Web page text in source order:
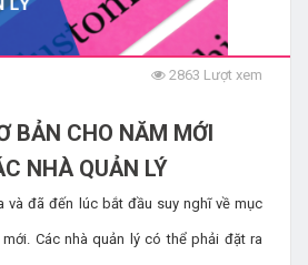
cách phát triển nó trong công việc.
2863 Lượt xem
BẢN CHO NĂM MỚI
NHÀ QUẢN LÝ
và đã đến lúc bắt đầu suy nghĩ về mục
Các nhà quản lý có thể phải đặt ra